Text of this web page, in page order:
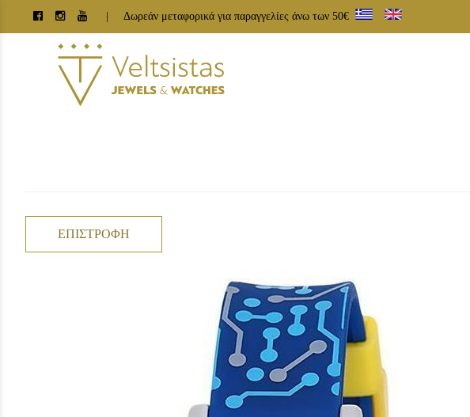
| Δωρεάν μεταφορικά για παραγγελίες άνω των 50€
ΕΠΙΣΤΡΟΦΉ